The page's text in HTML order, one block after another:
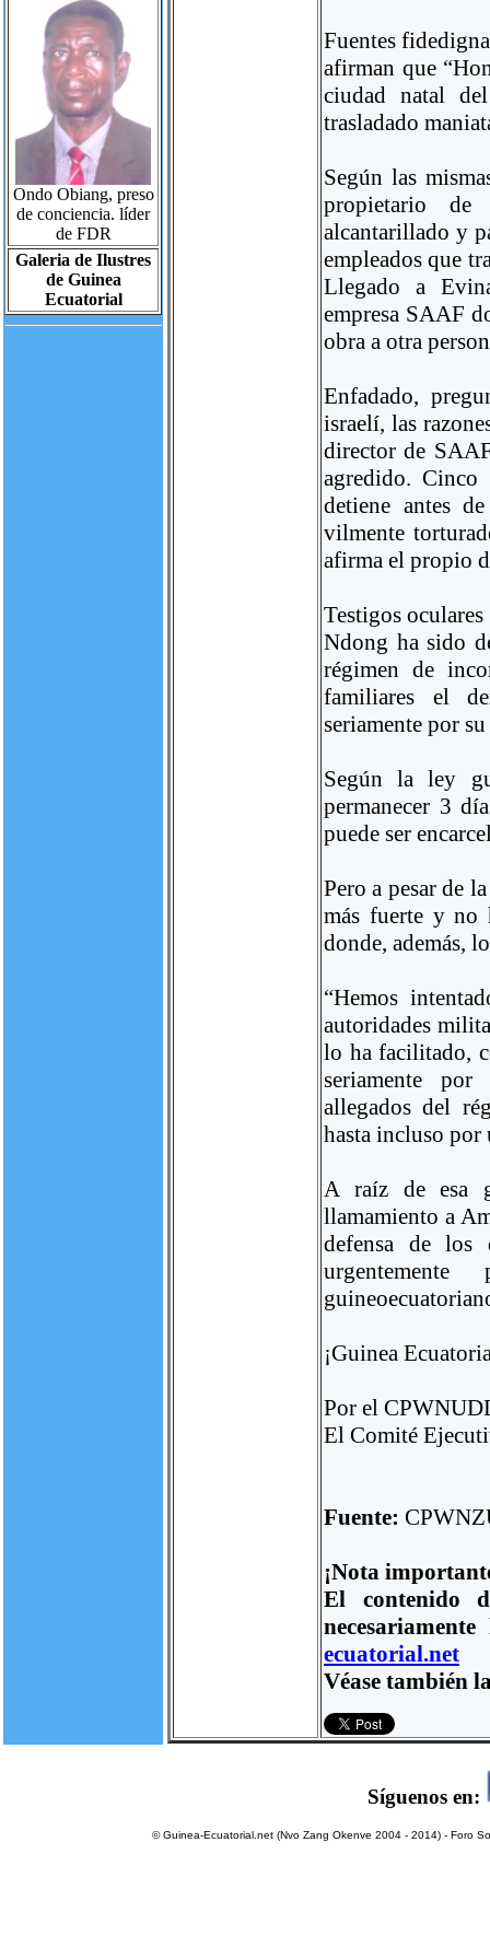
Ondo Obiang, preso
de conciencia. líder
de FDR
Galeria de Ilustres
de Guinea
Ecuatorial
Fuentes
afirman que
ciudad natal
trasladado
Según las
propietario de
alcantarillado y
empleados que
Llegado a
empresa SAAF
obra a otra
Enfadado,
israelí, las
director de
agredido.
detiene antes
vilmente
afirma el propio
Testigos
Ndong ha sido
régimen de
familiares el
seriamente por
Según la ley
permanecer 3
puede ser
Pero a pesar de
más fuerte y no
donde, además,
“Hemos
autoridades
lo ha facilitado,
seriamente
allegados del
hasta incluso por
A raíz de esa
llamamiento a
defensa de los
¡Guinea
Por el
El Comité
Fuente:
¡Nota
El contenido
ecuatorial.net
Véase también
Síguenos en:
© Guinea-Ecuatorial.net (Nvo Zang Okenve 2004 - 2014) - Foro